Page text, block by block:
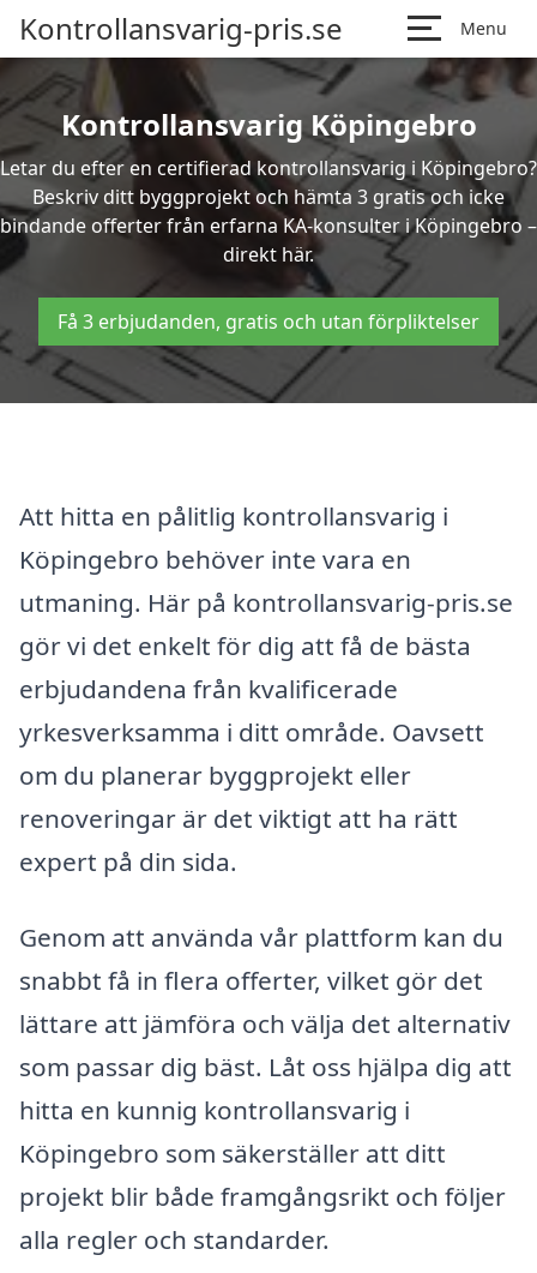
Kontrollansvarig-pris.se Menu
Kontrollansvarig Köpingebro
Letar du efter en certifierad kontrollansvarig i Köpingebro?
Beskriv ditt byggprojekt och hämta 3 gratis och icke
bindande offerter från erfarna KA-konsulter i Köpingebro –
direkt här.
Få 3 erbjudanden, gratis och utan förpliktelser
Att hitta en pålitlig kontrollansvarig i
Köpingebro behöver inte vara en
utmaning. Här på kontrollansvarig-pris.se
gör vi det enkelt för dig att få de bästa
erbjudandena från kvalificerade
yrkesverksamma i ditt område. Oavsett
om du planerar byggprojekt eller
renoveringar är det viktigt att ha rätt
expert på din sida.
Genom att använda vår plattform kan du
snabbt få in flera offerter, vilket gör det
lättare att jämföra och välja det alternativ
som passar dig bäst. Låt oss hjälpa dig att
hitta en kunnig kontrollansvarig i
Köpingebro som säkerställer att ditt
projekt blir både framgångsrikt och följer
alla regler och standarder.